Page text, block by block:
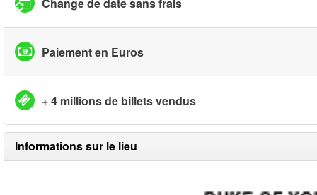
Paiement en Euros
+ 4 millions de billets vendus
Informations sur le lieu